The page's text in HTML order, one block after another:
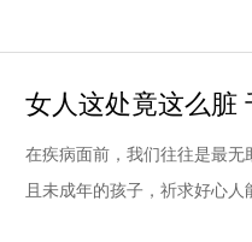
女人这处竟这么脏
在疾病面前，我们往往是最
且未成年的孩子，祈求好心